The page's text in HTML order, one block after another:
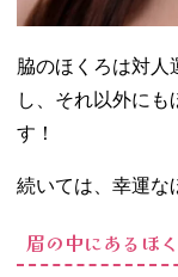
脇のほくろは対人
し、それ以外にも
す！
続いては、幸運な
眉の中にあるほ